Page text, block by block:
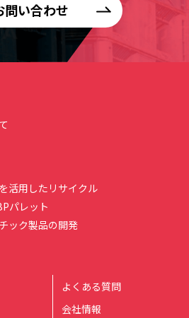
問い合わせ
活用したリサイクル
パレット
ック製品の開発
よくある質問
会社情報